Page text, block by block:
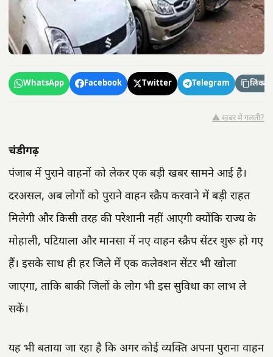
WhatsApp Facebook Twitter Telegram लिंक
⚠️ खबर में गलती?
चंडीगढ़
पंजाब में पुराने वाहनों को लेकर एक बड़ी खबर सामने आई है।
दरअसल, अब लोगों को पुराने वाहन स्क्रैप करवाने में बड़ी राहत
मिलेगी और किसी तरह की परेशानी नहीं आएगी क्योंकि राज्य के
मोहाली, पटियाला और मानसा में नए वाहन स्क्रैप सेंटर शुरू हो गए
हैं। इसके साथ ही हर जिले में एक कलेक्शन सेंटर भी खोला
जाएगा, ताकि बाकी जिलों के लोग भी इस सुविधा का लाभ ले
सकें।
यह भी बताया जा रहा है कि अगर कोई व्यक्ति अपना पुराना वाहन